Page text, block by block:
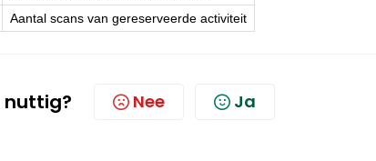
Aantal scans van gereserveerde activiteit
nuttig? Nee Ja